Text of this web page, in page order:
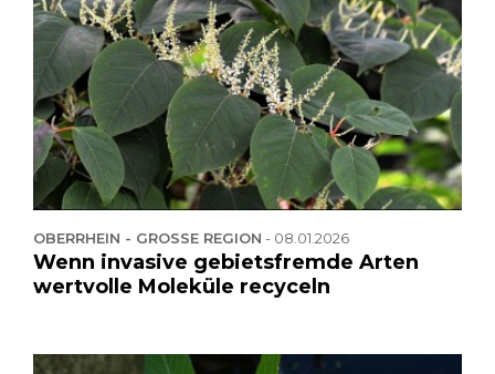
OBERRHEIN - GROSSE REGION - 08.01.2026
Wenn invasive gebietsfremde Arten
wertvolle Moleküle recyceln